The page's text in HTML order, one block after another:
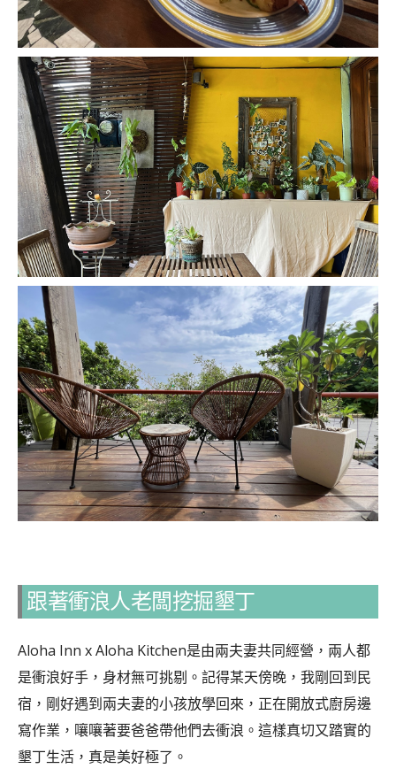
跟著衝浪人老闆挖掘墾丁
Aloha Inn x Aloha Kitchen是由兩夫妻共同經營，兩人都
是衝浪好手，身材無可挑剔。記得某天傍晚，我剛回到民
宿，剛好遇到兩夫妻的小孩放學回來，正在開放式廚房邊
寫作業，嚷嚷著要爸爸帶他們去衝浪。這樣真切又踏實的
墾丁生活，真是美好極了。